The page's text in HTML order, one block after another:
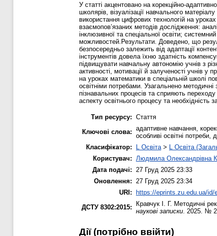
У статті акцентовано на корекційно-
школярів, візуалізації навчального
використання цифрових технологій на
взаємопов’язаних методів дослідження:
інклюзивної та спеціальної освіти;
можливостей.Результати. Доведено, що
безпосередньо залежить від адаптації
інструментів довела їхню здатність
підвищувати навчальну автономію учнів з
активності, мотивації й залученості учнів
на уроках математики в спеціальній школі
освітніми потребами. Узагальнено
пізнавальних процесів та сприяють переходу
аспекту освітнього процесу та необхідність
Тип ресурсу: Стаття
Ключові слова: адаптивне навчання,
особливі освітні потреби,
Класифікатор:
L Освіта > L Освіта
Користувач:
Людмила Олександрівна
Дата подачі:
27 Груд 2025 23:33
Оновлення:
27 Груд 2025 23:34
URI: https://eprints.zu.edu.ua/id/
ДСТУ 8302:2015:
Кравчук І. Г. Методичні
наукові записки . 2025. №
Дії ​​(потрібно ввійти)